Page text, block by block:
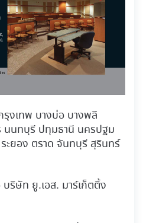
งเทพ บางบ่อ บางพลี
นนทบุรี ปทุมธานี นครปฐม
ระยอง ตราด จันทบุรี สุรินทร์
ริษัท ยู.เอส. มาร์เก็ตติ้ง